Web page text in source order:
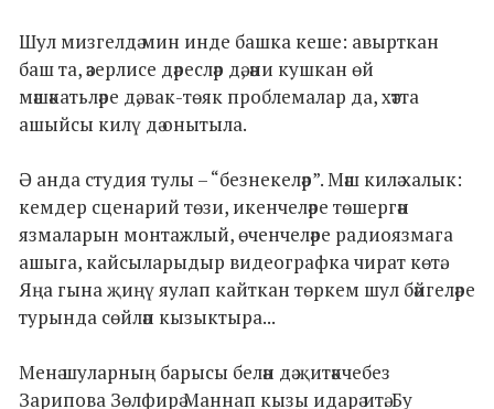
Шул мизгелдә мин инде башка кеше: авырткан
баш та, әзерлисе дәресләр дә, әни кушкан өй
мәшәкатьләре дә, вак-төяк проблемалар да, хәтта
ашыйсы килү дә онытыла.
Ә анда студия тулы – “безнекеләр”. Мәш килә халык:
кемдер сценарий төзи, икенчеләре төшергән
язмаларын монтажлый, өченчеләре радиоязмага
ашыга, кайсыларыдыр видеографка чират көтә.
Яңа гына җиңү яулап кайткан төркем шул бәйгеләре
турында сөйләп кызыктыра...
Менә шуларның барысы белән дә җитәкчебез
Зарипова Зөлфирә Маннап кызы идарә итә. Бу